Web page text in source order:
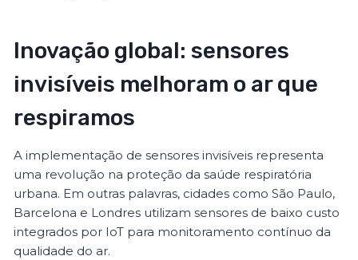
Inovação global: sensores
invisíveis melhoram o ar que
respiramos
A implementação de sensores invisíveis representa
uma revolução na proteção da saúde respiratória
urbana. Em outras palavras, cidades como São Paulo,
Barcelona e Londres utilizam sensores de baixo custo
integrados por IoT para monitoramento contínuo da
qualidade do ar.